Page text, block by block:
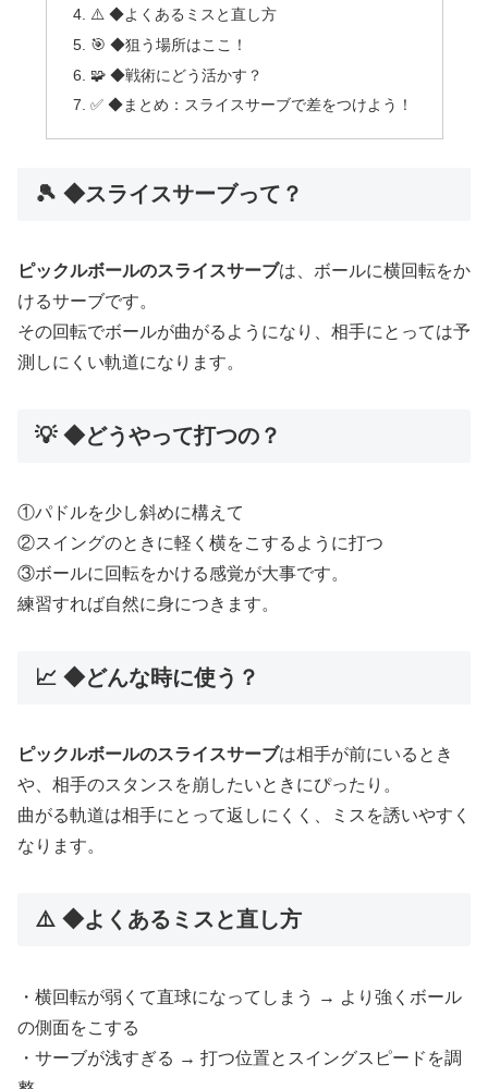
⚠️ ◆よくあるミスと直し方
🎯 ◆狙う場所はここ！
🧩 ◆戦術にどう活かす？
✅ ◆まとめ：スライスサーブで差をつけよう！
🎾 ◆スライスサーブって？
ピックルボールのスライスサーブは、ボールに横回転をか
けるサーブです。
その回転でボールが曲がるようになり、相手にとっては予
測しにくい軌道になります。
💡 ◆どうやって打つの？
①パドルを少し斜めに構えて
②スイングのときに軽く横をこするように打つ
③ボールに回転をかける感覚が大事です。
練習すれば自然に身につきます。
📈 ◆どんな時に使う？
ピックルボールのスライスサーブは相手が前にいるとき
や、相手のスタンスを崩したいときにぴったり。
曲がる軌道は相手にとって返しにくく、ミスを誘いやすく
なります。
⚠️ ◆よくあるミスと直し方
・横回転が弱くて直球になってしまう → より強くボール
の側面をこする
・サーブが浅すぎる → 打つ位置とスイングスピードを調